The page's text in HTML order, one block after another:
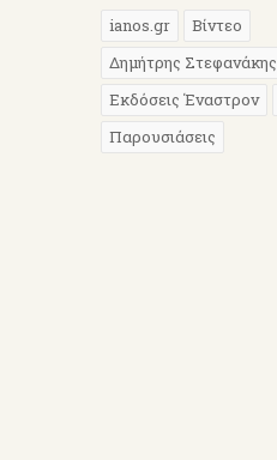
ianos.gr
Βίντεο
Δημήτρης Στεφανάκης
Εκδόσεις Έναστρον
Παρουσιάσεις